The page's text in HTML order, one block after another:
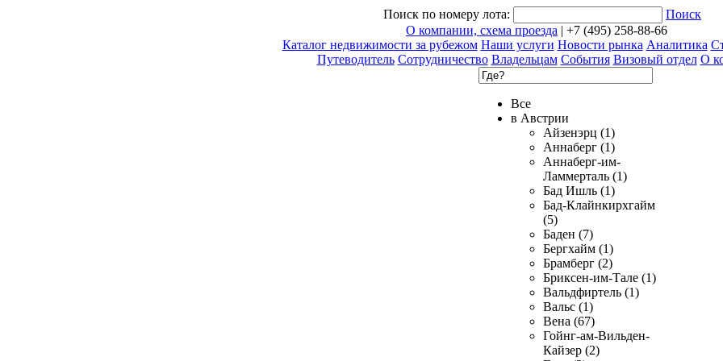
Поиск по номеру лота:
Поиск
О компании, схема проезда | +7 (495) 258-88-66
Каталог недвижимости за рубежом Наши услуги Новости рынка Аналитика
Путеводитель Сотрудничество Владельцам События Визовый отдел О
Все
в Австрии
Айзенэрц (1)
Аннаберг (1)
Аннаберг-им-
Ламмерталь (1)
Бад Ишль (1)
Бад-Клайнкирхгайм
(5)
Баден (7)
Бергхайм (1)
Брамберг (2)
Бриксен-им-Тале (1)
Вальдфиртель (1)
Вальс (1)
Вена (67)
Гойнг-ам-Вильден-
Кайзер (2)